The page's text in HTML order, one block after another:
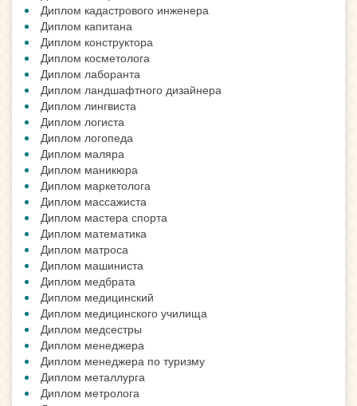
Диплом кадастрового инженера
Диплом капитана
Диплом конструктора
Диплом косметолога
Диплом лаборанта
Диплом ландшафтного дизайнера
Диплом лингвиста
Диплом логиста
Диплом логопеда
Диплом маляра
Диплом маникюра
Диплом маркетолога
Диплом массажиста
Диплом мастера спорта
Диплом математика
Диплом матроса
Диплом машиниста
Диплом медбрата
Диплом медицинский
Диплом медицинского училища
Диплом медсестры
Диплом менеджера
Диплом менеджера по туризму
Диплом металлурга
Диплом метролога